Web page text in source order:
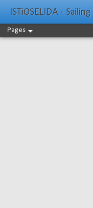
ISTiOSELIDA - Sailing
Pages